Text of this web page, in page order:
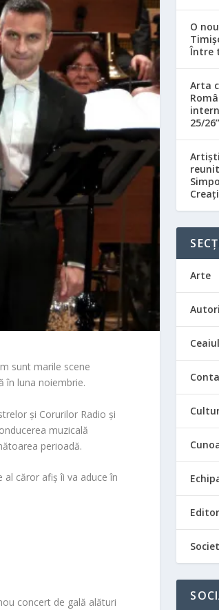
sunt marile scene
în luna noiembrie.
și Corurilor Radio și
muzicală
perioadă.
căror afiș îi va aduce în
concert de gală alături
O
Între
Arta
25/26”
Arte
Autori